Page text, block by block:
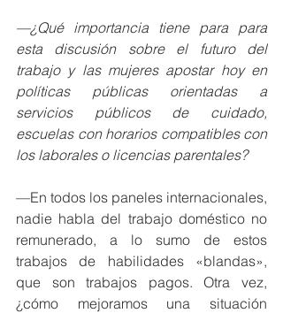
—¿Qué importancia tiene para para
esta discusión sobre el futuro del
trabajo y las mujeres apostar hoy en
políticas públicas orientadas a
servicios públicos de cuidado,
escuelas con horarios compatibles con
los laborales o licencias parentales?
—En todos los paneles internacionales,
nadie habla del trabajo doméstico no
remunerado, a lo sumo de estos
trabajos de habilidades «blandas»,
que son trabajos pagos. Otra vez,
¿cómo mejoramos una situación